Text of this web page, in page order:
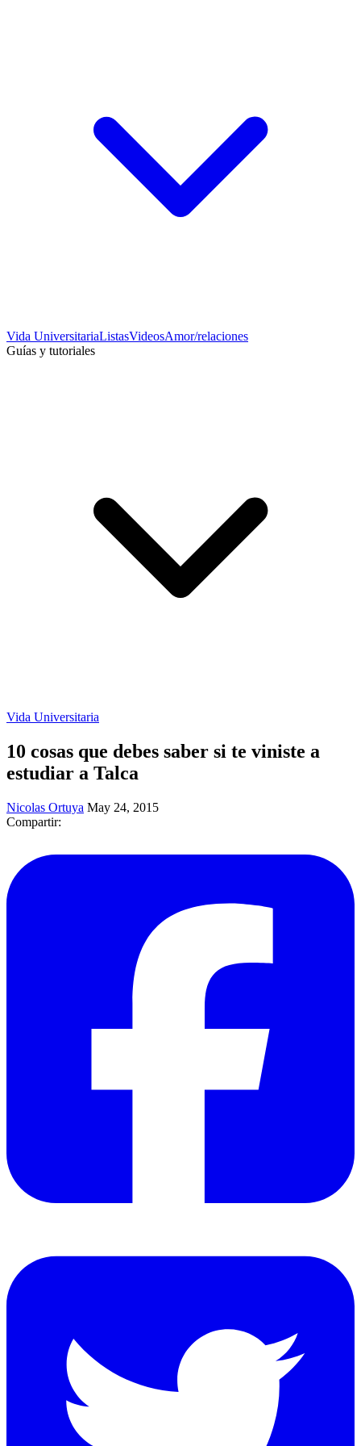
Vida UniversitariaListasVideosAmor/relaciones
Guías y tutoriales
Vida Universitaria
10 cosas que debes saber si te viniste a
estudiar a Talca
Nicolas Ortuya May 24, 2015
Compartir: